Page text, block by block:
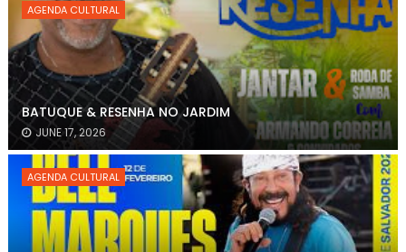
AGENDA CULTURAL
BATUQUE & RESENHA NO JARDIM
JUNE 17, 2026
AGENDA CULTURAL